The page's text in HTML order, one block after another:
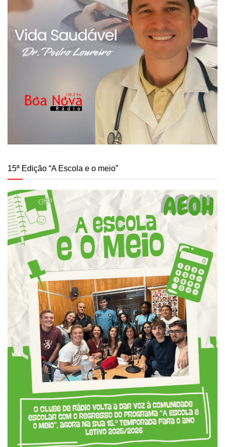
15ª Edição “A Escola e o meio”